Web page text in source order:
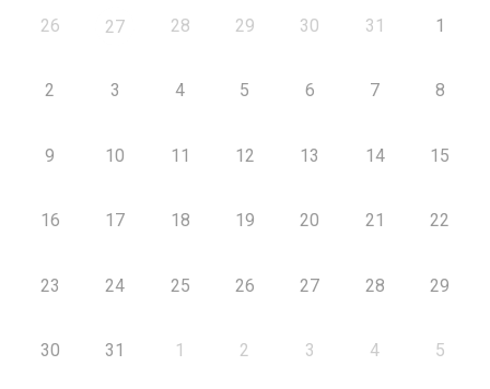
26 27 28 29 30 31 1
2 3 4 5 6 7 8
9 10 11 12 13 14 15
16 17 18 19 20 21 22
23 24 25 26 27 28 29
30 31 1 2 3 4 5